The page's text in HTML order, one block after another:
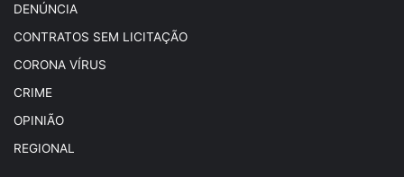
DENÚNCIA
CONTRATOS SEM LICITAÇÃO
CORONA VÍRUS
CRIME
OPINIÃO
REGIONAL